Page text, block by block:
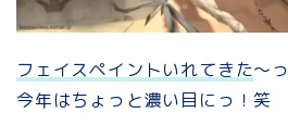
フェイスペイントいれてきた～っ
今年はちょっと濃い目にっ！笑